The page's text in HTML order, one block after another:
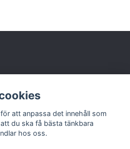
att anpassa det innehåll som
du ska få bästa tänkbara
hos oss.